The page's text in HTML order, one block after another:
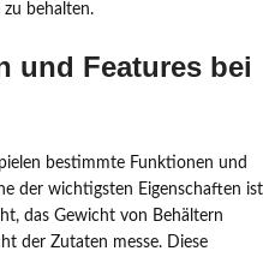
zu behalten.
und Features bei
bestimmte Funktionen und
der wichtigsten Eigenschaften ist
das Gewicht von Behältern
der Zutaten messe. Diese